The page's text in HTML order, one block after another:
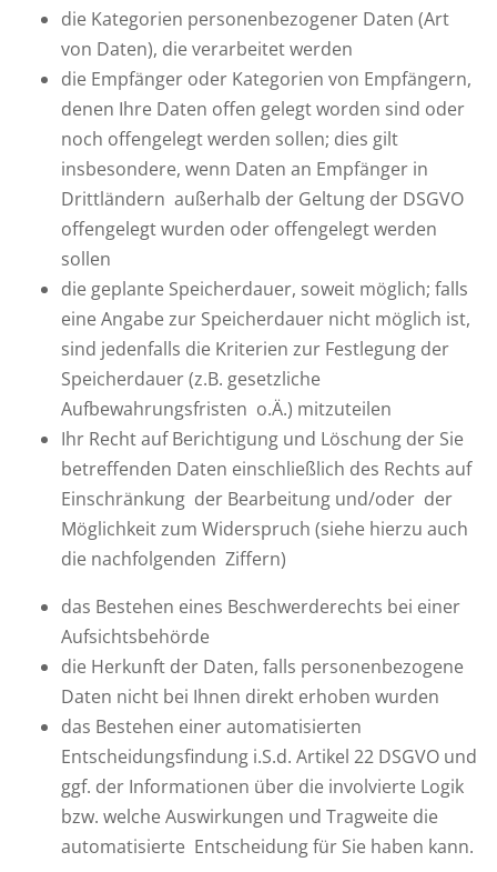
die Kategorien personenbezogener Daten (Art
von Daten), die verarbeitet werden
die Empfänger oder Kategorien von Empfängern,
denen Ihre Daten offen gelegt worden sind oder
noch offengelegt werden sollen; dies gilt
insbesondere, wenn Daten an Empfänger in
Drittländern außerhalb der Geltung der DSGVO
offengelegt wurden oder offengelegt werden
sollen
die geplante Speicherdauer, soweit möglich; falls
eine Angabe zur Speicherdauer nicht möglich ist,
sind jedenfalls die Kriterien zur Festlegung der
Speicherdauer (z.B. gesetzliche
Aufbewahrungsfristen o.Ä.) mitzuteilen
Ihr Recht auf Berichtigung und Löschung der Sie
betreffenden Daten einschließlich des Rechts auf
Einschränkung der Bearbeitung und/oder der
Möglichkeit zum Widerspruch (siehe hierzu auch
die nachfolgenden Ziffern)
das Bestehen eines Beschwerderechts bei einer
Aufsichtsbehörde
die Herkunft der Daten, falls personenbezogene
Daten nicht bei Ihnen direkt erhoben wurden
das Bestehen einer automatisierten
Entscheidungsfindung i.S.d. Artikel 22 DSGVO und
ggf. der Informationen über die involvierte Logik
bzw. welche Auswirkungen und Tragweite die
automatisierte Entscheidung für Sie haben kann.